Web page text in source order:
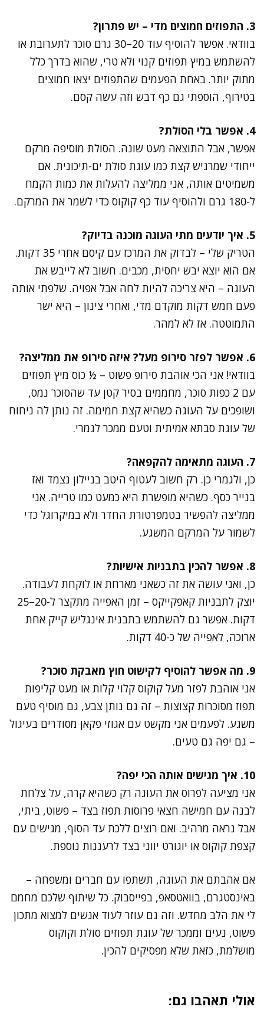
3. התפוזים חמוצים מדי – יש פתרון?
בוודאי. אפשר להוסיף עוד 20–30 גרם סוכר לתערובת או
להשתמש במיץ תפוזים קנוי ולא טרי, שהוא בדרך כלל
מתוק יותר. באחת הפעמים שהתפוזים יצאו חמוצים
בטירוף, הוספתי גם כף דבש וזה עשה קסם.
4. אפשר בלי הסולת?
אפשר, אבל התוצאה מעט שונה. הסולת מוסיפה מרקם
ייחודי שמרגיש קצת כמו עוגת סולת ים-תיכונית. אם
משמיטים אותה, אני ממליצה להעלות את כמות הקמח
ל-180 גרם ולהוסיף עוד כף קוקוס כדי לשמר את המרקם.
5. איך יודעים מתי העוגה מוכנה בדיוק?
הטריק שלי – לבדוק את המרכז עם קיסם אחרי 35 דקות.
אם הוא יוצא יבש יחסית, מכבים. חשוב לא לייבש את
העוגה – היא צריכה להיות לחה אבל אפויה. שלפתי אותה
פעם חמש דקות מוקדם מדי, ואחרי צינון – היא ישר
התמוטטה. אז לא למהר.
6. אפשר לפזר סירופ מעל? איזה סירופ את ממליצה?
בוודאי! אני הכי אוהבת סירופ פשוט – ½ כוס מיץ תפוזים
עם 2 כפות סוכר, מחממים בסיר קטן עד שהסוכר נמס,
ושופכים על העוגה כשהיא קצת חמימה. זה נותן לה ניחוח
של עוגת סבתא אמיתית וטעם ממכר לגמרי.
7. העוגה מתאימה להקפאה?
כן, ולגמרי כן. רק חשוב לעטוף היטב בניילון נצמד ואז
בנייר כסף. כשהיא מופשרת היא כמעט כמו טרייה. אני
ממליצה להפשיר בטמפרטורת החדר ולא במיקרוגל כדי
לשמור על המרקם המשגע.
8. אפשר להכין בתבניות אישיות?
כן, ואני עושה את זה כשאני מארחת או לוקחת לעבודה.
יוצק לתבניות קאפקייקס – זמן האפייה מתקצר ל-20–25
דקות. אפשר גם להשתמש בתבנית אינגליש קייק אחת
ארוכה, לאפייה של כ-40 דקות.
9. מה אפשר להוסיף לקישוט חוץ מאבקת סוכר?
אני אוהבת לפזר מעל קוקוס קלוי קלות או מעט קליפות
תפוז מסוכרות קצוצות – זה גם נותן צבע, גם מוסיף טעם
משגע. לפעמים אני מקשט עם אגוזי פקאן מסודרים בעיגול
– גם יפה גם טעים.
10. איך מגישים אותה הכי יפה?
אני מציעה לפרוס את העוגה רק כשהיא קרה, על צלחת
לבנה עם חמישה חצאי פרוסות תפוז בצד – פשוט, ביתי,
אבל נראה מרהיב. ואם רוצים ללכת עד הסוף, מגישים עם
קצפת קוקוס או יוגורט יווני בצד לרעננות נוספת.
אם אהבתם את העוגה, תשתפו עם חברים ומשפחה –
באינסטגרם, בוואטסאפ, בפייסבוק. כל שיתוף שלכם מחמם
לי את הלב מחדש. וזה גם עוזר לעוד אנשים למצוא מתכון
פשוט, נעים וממכר של עוגת תפוזים סולת וקוקוס
מושלמת, כזאת שלא מפסיקים להכין.
אולי תאהבו גם: